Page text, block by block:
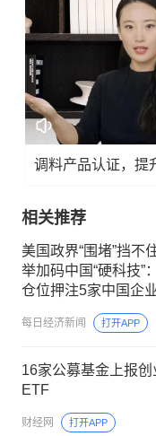
调料产品认证，提
相关推荐
美国政界“围堵”挡不
举加码中国“硬科技”
仓位押注5家中国企
星ETF重仓长鑫科技
每日经济新闻 打开APP
16家公募基金上报
ETF
财经网 打开APP